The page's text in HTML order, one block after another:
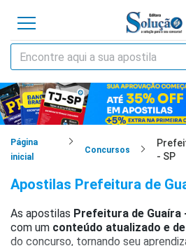
Página
inicial
Concursos
- SP
Apostilas Prefeitura de
As apostilas Prefeitura de Guaíra
com um conteúdo atualizado e
do concurso, tornando seu